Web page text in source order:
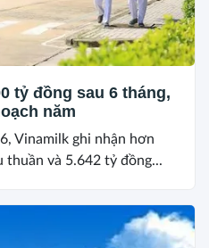
tỷ đồng sau 6 tháng,
năm
Vinamilk ghi nhận hơn
và 5.642 tỷ đồng...